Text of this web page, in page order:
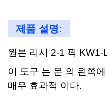
제품 설명:
원본 리시 2-1 픽 KW1-
이 도구 는 문 의 왼쪽
매우 효과적 이다.